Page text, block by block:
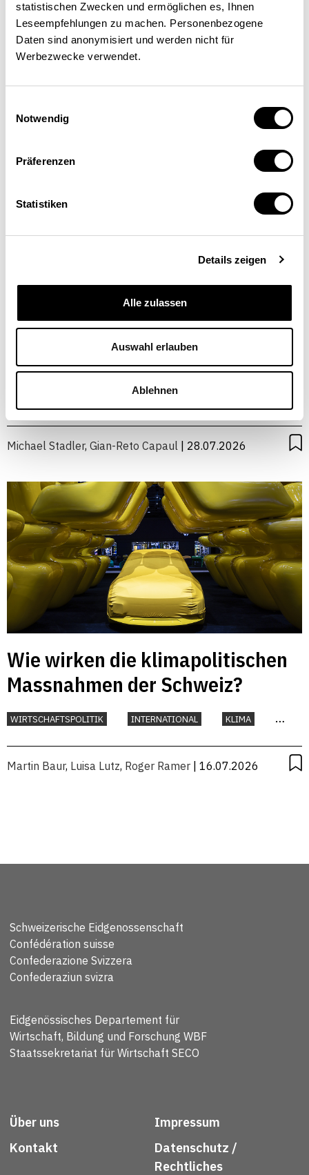
statistischen Zwecken und ermöglichen es, Ihnen
Leseempfehlungen zu machen. Personenbezogene
Daten sind anonymisiert und werden nicht für
Werbezwecke verwendet.
Notwendig
Präferenzen
Statistiken
Details zeigen
Alle zulassen
Auswahl erlauben
Ablehnen
Welchen Föderalismus für die
Schweiz?
Laetitia Mathys
Coopetition: Skigebiete sollten
mehr zusammenarbeiten
Michael Stadler, Gian-Reto Capaul | 28.07.2026
Wie wirken die klimapolitischen
Massnahmen der Schweiz?
WIRTSCHAFTSPOLITIK INTERNATIONAL
KLIMA
Martin Baur, Luisa Lutz, Roger Ramer | 16.07.2026
Schweizerische Eidgenossenschaft
Confédération suisse
Confederazione Svizzera
Confederaziun svizra
Eidgenössisches Departement für
Wirtschaft, Bildung und Forschung WBF
Staatssekretariat für Wirtschaft SECO
Über uns
Kontakt
Impressum
Datenschutz /
Rechtliches